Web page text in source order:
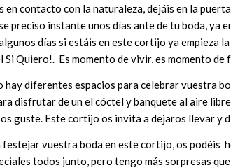
contacto con la naturaleza, dejáis en la
preciso instante unos días ante de tu boda, ya
días si estáis en este cortijo ya empieza
Si Quiero!. Es momento de vivir, es momento de
diferentes espacios para celebrar vuestra
disfrutar de un el cóctel y banquete al aire
guste. Este cortijo os invita a dejaros llevar y
festejar vuestra boda en este cortijo, os
todos junto, pero tengo más sorpresas